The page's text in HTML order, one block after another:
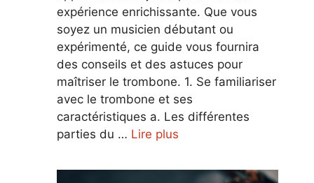
expérience enrichissante. Que vous
soyez un musicien débutant ou
expérimenté, ce guide vous fournira
des conseils et des astuces pour
maîtriser le trombone. 1. Se familiariser
avec le trombone et ses
caractéristiques a. Les différentes
parties du … Lire plus